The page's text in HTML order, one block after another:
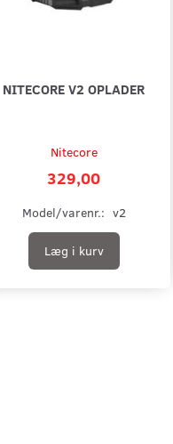
NITECORE V2 OPLADER
Nitecore
329,00
Model/varenr.: v2
Læg i kurv